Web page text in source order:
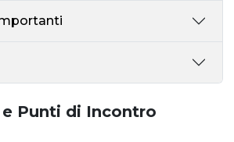
Punti di Incontro